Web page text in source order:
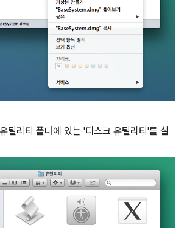
틸리티 폴더에 있는 '디스크 유틸리티'를 실